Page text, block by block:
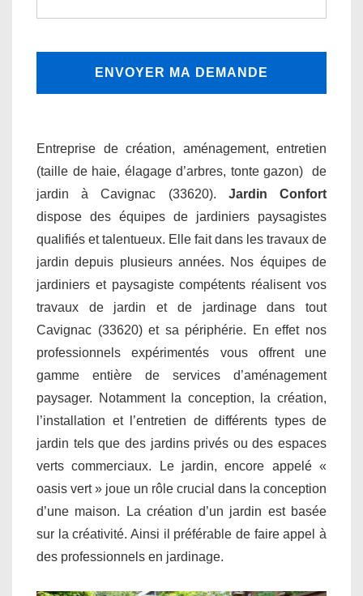
Entreprise de création, aménagement, entretien
(taille de haie, élagage d’arbres, tonte gazon) de
jardin à Cavignac (33620). Jardin Confort
dispose des équipes de jardiniers paysagistes
qualifiés et talentueux. Elle fait dans les travaux de
jardin depuis plusieurs années. Nos équipes de
jardiniers et paysagiste compétents réalisent vos
travaux de jardin et de jardinage dans tout
Cavignac (33620) et sa périphérie. En effet nos
professionnels expérimentés vous offrent une
gamme entière de services d’aménagement
paysager. Notamment la conception, la création,
l’installation et l’entretien de différents types de
jardin tels que des jardins privés ou des espaces
verts commerciaux. Le jardin, encore appelé «
oasis vert » joue un rôle crucial dans la conception
d’une maison. La création d’un jardin est basée
sur la créativité. Ainsi il préférable de faire appel à
des professionnels en jardinage.